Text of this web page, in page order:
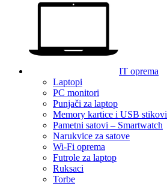
IT oprema
Laptopi
PC monitori
Punjači za laptop
Memory kartice i USB stikovi
Pametni satovi – Smartwatch
Narukvice za satove
Wi-Fi oprema
Futrole za laptop
Ruksaci
Torbe